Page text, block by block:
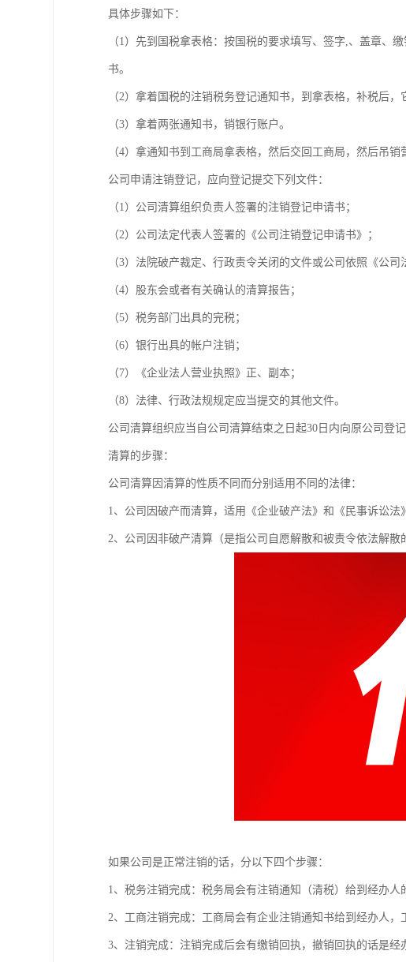
具体步骤如下：
（1）先到国税拿表格：按国税的要求填写、签字,、盖章、
书。
（2）拿着国税的注销税务登记通知书，到拿表格，补税后
（3）拿着两张通知书，销银行账户。
（4）拿通知书到工商局拿表格，然后交回工商局，然后吊销
公司申请注销登记，应向登记提交下列文件：
（1）公司清算组织负责人签署的注销登记申请书；
（2）公司法定代表人签署的《公司注销登记申请书》；
（3）法院破产裁定、行政责令关闭的文件或公司依照《公司
（4）股东会或者有关确认的清算报告；
（5）税务部门出具的完税；
（6）银行出具的帐户注销；
（7）《企业法人营业执照》正、副本；
（8）法律、行政法规规定应当提交的其他文件。
公司清算组织应当自公司清算结束之日起30日内向原公司登记
清算的步骤：
公司清算因清算的性质不同而分别适用不同的法律：
1、公司因破产而清算，适用《企业破产法》和《民事诉讼法
2、公司因非破产清算（是指公司自愿解散和被责令依法解散
如果公司是正常注销的话，分以下四个步骤：
1、税务注销完成：税务局会有注销通知（清税）给到经办
2、工商注销完成：工商局会有企业注销通知书给到经办人
3、注销完成：注销完成后会有缴销回执，撤销回执的话是